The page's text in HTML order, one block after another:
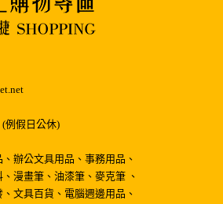
例假日公休)
辦公文具用品、事務用品、
漫畫筆、油漆筆、麥克筆 、
文具百貨、電腦週邊用品、